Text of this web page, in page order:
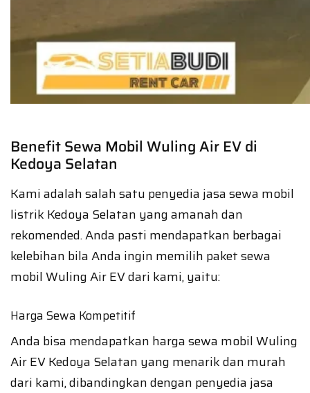
Benefit Sewa Mobil Wuling Air EV di
Kedoya Selatan
Kami adalah salah satu penyedia jasa sewa mobil
listrik Kedoya Selatan yang amanah dan
rekomended. Anda pasti mendapatkan berbagai
kelebihan bila Anda ingin memilih paket sewa
mobil Wuling Air EV dari kami, yaitu:
Harga Sewa Kompetitif
Anda bisa mendapatkan harga sewa mobil Wuling
Air EV Kedoya Selatan yang menarik dan murah
dari kami, dibandingkan dengan penyedia jasa